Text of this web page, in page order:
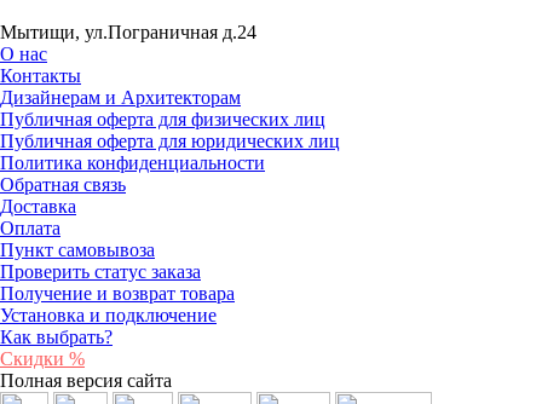
Мытищи, ул.Пограничная д.24
О нас
Контакты
Дизайнерам и Архитекторам
Публичная оферта для физических лиц
Публичная оферта для юридических лиц
Политика конфиденциальности
Обратная связь
Доставка
Оплата
Пункт самовывоза
Проверить статус заказа
Получение и возврат товара
Установка и подключение
Как выбрать?
Скидки %
Полная версия сайта